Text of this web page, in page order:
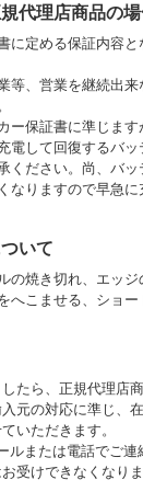
代理店商品の
に定める保証内容と
等、営業を継続出
ー保証書に準じま
電して回復するバ
ください。尚、バ
なりますので早急に
ついて
焼き切れ、エッジ
へこませる、ショ
たら、正規代理店
元の対応に準じ、
いただきます。
または電話でご連
受けできなくなり